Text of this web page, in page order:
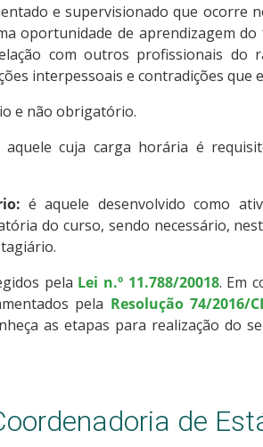
e supervisionado que ocorre
oportunidade de aprendizagem
com outros profissionais do
interpessoais e contradições que
e não obrigatório.
aquele cuja carga horária é
é aquele desenvolvido como
do curso, sendo necessário,
pela Lei n.º 11.788/20018. Em
pela Resolução 74/2016/
as etapas para realização do
de